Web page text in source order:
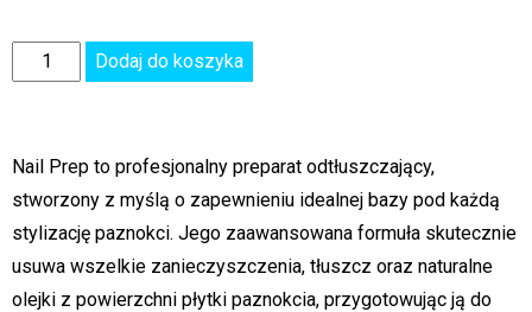
Dodaj do koszyka
Nail Prep to profesjonalny preparat odtłuszczający,
stworzony z myślą o zapewnieniu idealnej bazy pod każdą
stylizację paznokci. Jego zaawansowana formuła skutecznie
usuwa wszelkie zanieczyszczenia, tłuszcz oraz naturalne
olejki z powierzchni płytki paznokcia, przygotowując ją do